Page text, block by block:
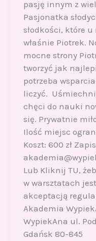
pasję innym z
Pasjonatka
słodkości, które
właśnie Piotrek.
mocne strony
tworzyć jak
potrzeba
liczyć.
chęci do nauki
się. Prywatnie
Ilość miejsc
Koszt: 600 zł
Lub Kliknij TU,
w warsztatach
akceptacją
Akademia
WypiekAna ul.
Gdańsk 80-845